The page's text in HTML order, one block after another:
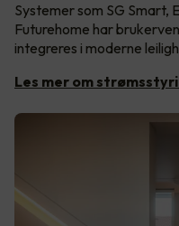
Systemer som SG Smart,
Futurehome har
integreres i moderne
Les mer om